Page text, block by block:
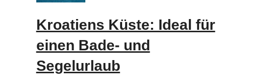
Kroatiens Küste: Ideal für
einen Bade- und
Segelurlaub